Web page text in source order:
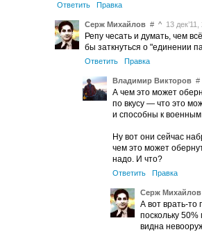
Ответить Правка
Серж Михайлов # ^ 13
Репу чесать и думать, чем
бы заткнуться о "единении
Ответить Правка
Владимир Викторов #
А чем это может
по вкусу — что это
и способны к
Ну вот они сейчас
чем это может
надо. И что?
Ответить Правка
Серж Михайлов
А вот врать-то
поскольку
видна